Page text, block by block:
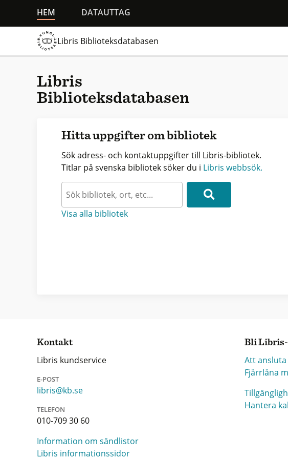
HEM DATAUTTAG
Libris Biblioteksdatabasen
Libris
Biblioteksdatabasen
Hitta uppgifter om bibliotek
Sök adress- och kontaktuppgifter till Libris-bibliotek.
Titlar på svenska bibliotek söker du i Libris webbsök.
Visa alla bibliotek
Kontakt
Libris kundservice
E-POST
libris@kb.se
TELEFON
010-709 30 60
Information om sändlistor
Libris informationssidor
Bli
Att
Fjärrlåna
Hantera